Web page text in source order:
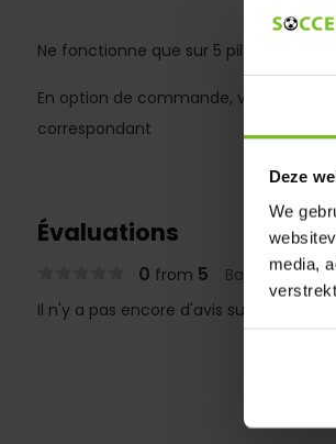
Deze
We
media,
Ne fonctionne que sur 5 piles AA.
En option de commande, vous
correspondant
Évaluations
0 from 5 Based on 0
Il n'y a pas encore d'avis sur ce produit..